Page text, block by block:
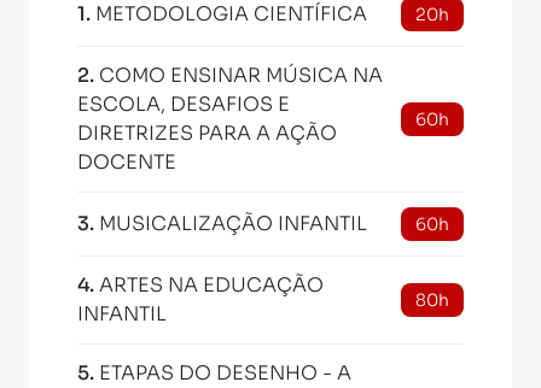
1. METODOLOGIA CIENTÍFICA 20h
2. COMO ENSINAR MÚSICA NA
ESCOLA, DESAFIOS E
DIRETRIZES PARA A AÇÃO
DOCENTE
60h
3. MUSICALIZAÇÃO INFANTIL 60h
4.ARTES NA EDUCAÇÃO
INFANTIL
80h
5. ETAPAS DO DESENHO - A